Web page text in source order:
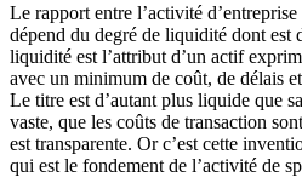
Le rapport entre l’activité
dépend du degré de liquidité dont est
liquidité est l’attribut d’un actif
avec un minimum de coût, de délais
Le titre est d’autant plus liquide que
vaste, que les coûts de transaction
est transparente. Or c’est cette
qui est le fondement de l’activité de